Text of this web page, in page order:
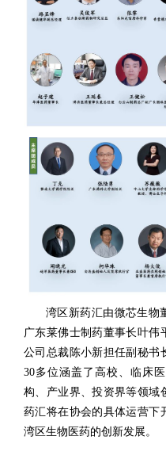
湾区新药汇由微芯生物
广东莱佛士制药董事长叶伟
公司总裁陈小新担任副秘书
30多位涵盖了高校、临床
构、产业界、投资界等领域
药汇将在协会的具体运营下
湾区生物医药的创新发展。